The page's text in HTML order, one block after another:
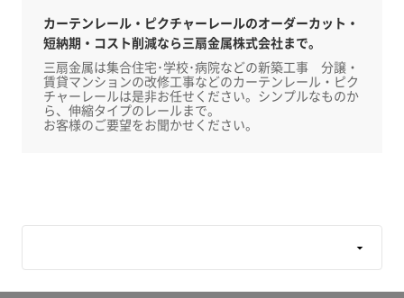
○ブラウンウッド
○ホワイトウッド
カーテンレール・ピクチャーレールのオーダーカット・
短納期・コスト削減なら三扇金属株式会社まで。
三扇金属は集合住宅･学校･病院などの新築工事 分譲・
賃貸マンションの改修工事などのカーテンレール・ピク
チャーレールは是非お任せください。シンプルなものか
ら、伸縮タイプのレールまで。